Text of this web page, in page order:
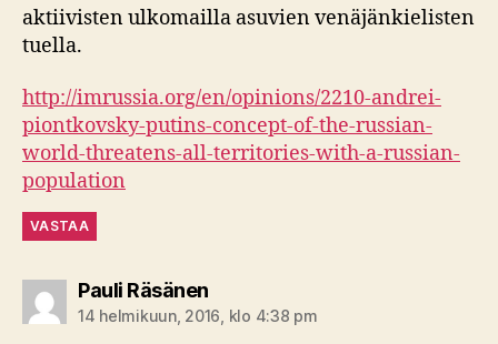
aktiivisten ulkomailla asuvien venäjänkielisten
tuella.
http://imrussia.org/en/opinions/2210-andrei-
piontkovsky-putins-concept-of-the-russian-
world-threatens-all-territories-with-a-russian-
population
VASTAA
Pauli Räsänensanoo:
14 helmikuun, 2016, klo 4:38 pm